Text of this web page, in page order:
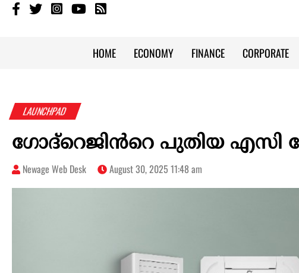
HOME ECONOMY FINANCE CORPORATE
LAUNCHPAD
ഗോദ്റെജിൻറെ പുതിയ
Newage Web Desk August 30, 2025 11:48 am